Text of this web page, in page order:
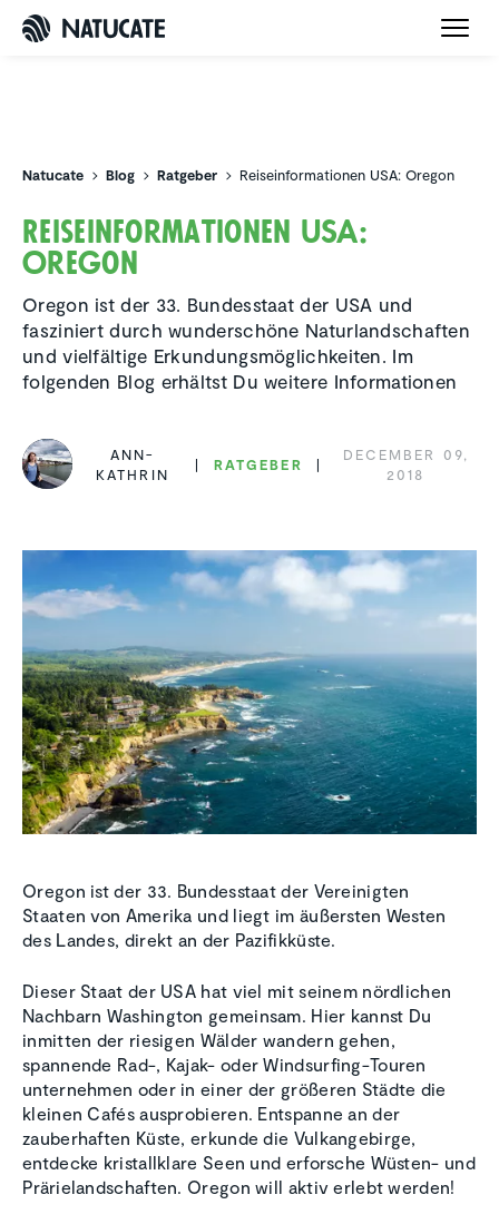
Natucate Blog Ratgeber Reiseinformationen USA: Oregon
Reise­infor­ma­tionen USA:
Oregon
Oregon ist der 33. Bundesstaat der USA und
fasziniert durch wunderschöne Naturlandschaften
und vielfältige Erkundungsmöglichkeiten. Im
folgenden Blog erhältst Du weitere Informationen
ANN-
KATHRIN
RATGEBER
DECEMBER 09,
2018
Oregon ist der 33. Bundesstaat der Vereinigten
Staaten von Amerika und liegt im äußersten Westen
des Landes, direkt an der Pazifikküste.
Dieser Staat der USA hat viel mit seinem nördlichen
Nachbarn Washington gemeinsam. Hier kannst Du
inmitten der riesigen Wälder wandern gehen,
spannende Rad-, Kajak- oder Windsurfing-Touren
unternehmen oder in einer der größeren Städte die
kleinen Cafés ausprobieren. Entspanne an der
zauberhaften Küste, erkunde die Vulkangebirge,
entdecke kristallklare Seen und erforsche Wüsten- und
Prärielandschaften. Oregon will aktiv erlebt werden!